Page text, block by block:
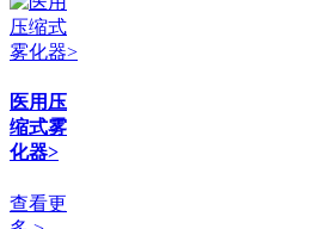
医用压
缩式雾
化器>
查看更